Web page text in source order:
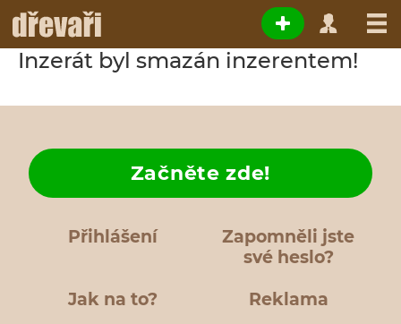
Inzerát byl smazán inzerentem!
Přihlášení
Zapomněli jste
své heslo?
Jak na to?
Začněte zde!
Reklama